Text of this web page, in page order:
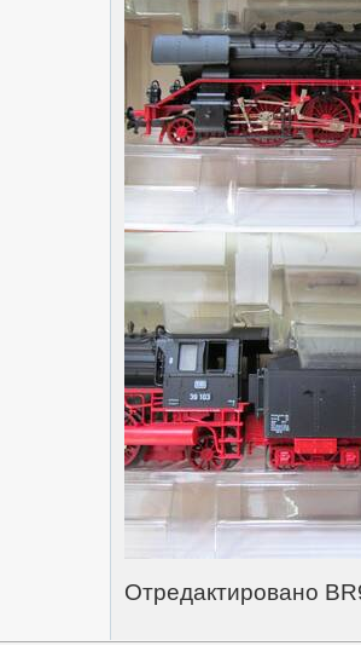
Отредактировано